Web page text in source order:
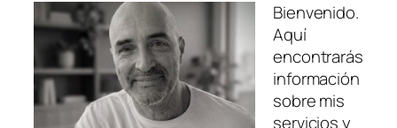
Bienvenido.
Aquí
encontrarás
información
sobre mis
servicios y